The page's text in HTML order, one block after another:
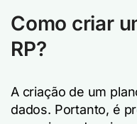
Como criar
RP?
A criação de um
dados. Portanto, é